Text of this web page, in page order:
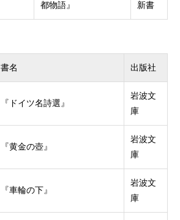
都物語』
新書
書名 出版社
『ドイツ名詩選』
岩波文
庫
『黄金の壺』
岩波文
庫
『車輪の下』
岩波文
庫